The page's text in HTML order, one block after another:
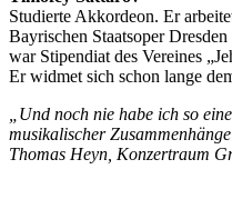
Studierte Akkordeon. Er
Bayrischen Staatsoper
war Stipendiat des Vereines
Er widmet sich schon lange
„Und noch nie habe ich so
musikalischer
Thomas Heyn, Konzertraum